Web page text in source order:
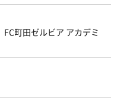
町田ゼルビア アカデミ